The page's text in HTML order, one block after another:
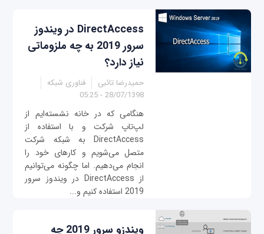
DirectAccess در ویندوز
سرور 2019 به چه ملزوماتی
نیاز دارد؟
حمیدرضا تائبی
فناوری شبکه
28/07/1398 - 05:25
هنگامی که در خانه نشسته‌ایم از
لپ‌تاپ شرکت و با استفاده از
DirectAccess به شبکه شرکت
متصل می‌شویم و کارهای خود را
انجام می‌دهیم. اما چگونه می‌توانیم
از DirectAccess در ویندوز سرور
2019 استفاده کنیم و...
ویندزو سرور 2019 چه